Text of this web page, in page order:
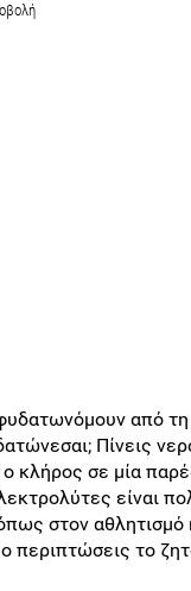
από τη
Πίνεις
κλήρος σε μία
είναι
στον αθλητισμό
περιπτώσεις το